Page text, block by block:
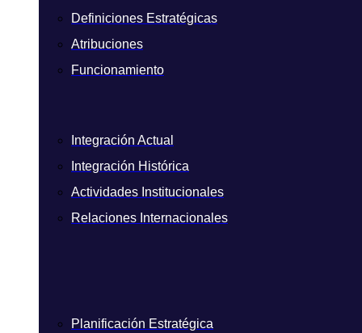
Definiciones Estratégicas
Atribuciones
Funcionamiento
Integración Actual
Integración Histórica
Actividades Institucionales
Relaciones Internacionales
Planificación Estratégica